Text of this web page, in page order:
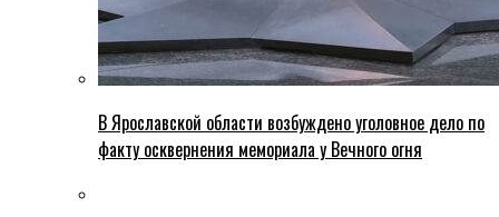
В Ярославской области возбуждено уголовное дело по
факту осквернения мемориала у Вечного огня